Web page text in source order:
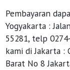
Pembayaran
Yogyakarta :
55281, telp
kami di Jakarta :
Barat No 8